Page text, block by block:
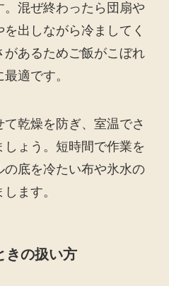
混ぜ終わったら団扇や
出しながら冷ましてく
あるためご飯がこぼれ
適です。
乾燥を防ぎ、室温でさ
ょう。短時間で作業を
底を冷たい布や氷水の
ます。
きの扱い方